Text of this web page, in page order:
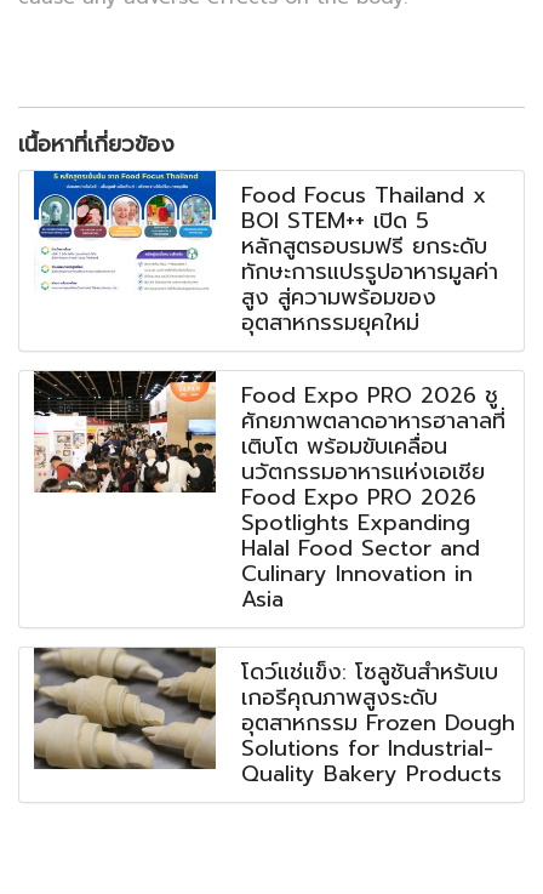
เนื้อหาที่เกี่ยวข้อง
Food Focus Thailand x
BOI STEM++ เปิด 5
หลักสูตรอบรมฟรี ยกระดับ
ทักษะการแปรรูปอาหารมูลค่า
สูง สู่ความพร้อมของ
อุตสาหกรรมยุคใหม่
Food Expo PRO 2026 ชู
ศักยภาพตลาดอาหารฮาลาลที่
เติบโต พร้อมขับเคลื่อน
นวัตกรรมอาหารแห่งเอเชีย
Food Expo PRO 2026
Spotlights Expanding
Halal Food Sector and
Culinary Innovation in
Asia
โดว์แช่แข็ง: โซลูชันสำหรับเบ
เกอรีคุณภาพสูงระดับ
อุตสาหกรรม Frozen Dough
Solutions for Industrial-
Quality Bakery Products